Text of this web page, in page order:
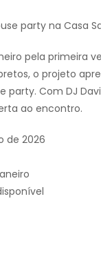
party na Casa
pela primeira
o projeto
party. Com DJ
ao encontro.
de 2026